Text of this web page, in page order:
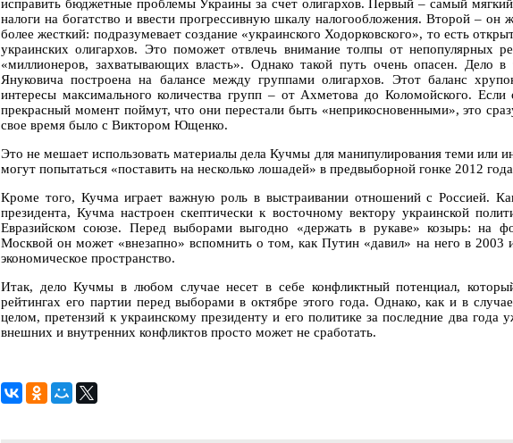
исправить бюджетные проблемы Украины за счет олигархов. Первый – самый
налоги на богатство и ввести прогрессивную шкалу налогообложения. Второй – он
более жесткий: подразумевает создание «украинского Ходорковского», то есть
украинских олигархов. Это поможет отвлечь внимание толпы от непопулярных
«миллионеров, захватывающих власть». Однако такой путь очень опасен. Дело
Януковича построена на балансе между группами олигархов. Этот баланс
интересы максимального количества групп – от Ахметова до Коломойского.
прекрасный момент поймут, что они перестали быть «неприкосновенными», это
свое время было с Виктором Ющенко.
Это не мешает использовать материалы дела Кучмы для манипулирования теми или
могут попытаться «поставить на несколько лошадей» в предвыборной гонке 2012
Кроме того, Кучма играет важную роль в выстраивании отношений с Россией.
президента, Кучма настроен скептически к восточному вектору украинской
Евразийском союзе. Перед выборами выгодно «держать в рукаве» козырь: на
Москвой он может «внезапно» вспомнить о том, как Путин «давил» на него в 2003
экономическое пространство.
Итак, дело Кучмы в любом случае несет в себе конфликтный потенциал,
рейтингах его партии перед выборами в октябре этого года. Однако, как и в
целом, претензий к украинскому президенту и его политике за последние два года
внешних и внутренних конфликтов просто может не сработать.